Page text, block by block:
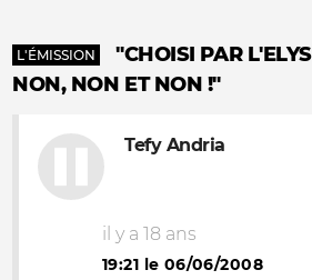
L'ÉMISSION
"CHOISI PAR
NON, NON ET NON !"
Tefy Andria
il y a 18 ans
19:21 le 06/06/2008